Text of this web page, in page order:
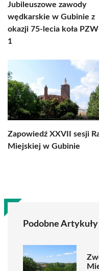
Jubileuszowe zawody
wędkarskie w Gubinie z
okazji 75-lecia koła
1
Zapowiedź XXVII sesji
Miejskiej w Gubinie
Podobne Artykuły